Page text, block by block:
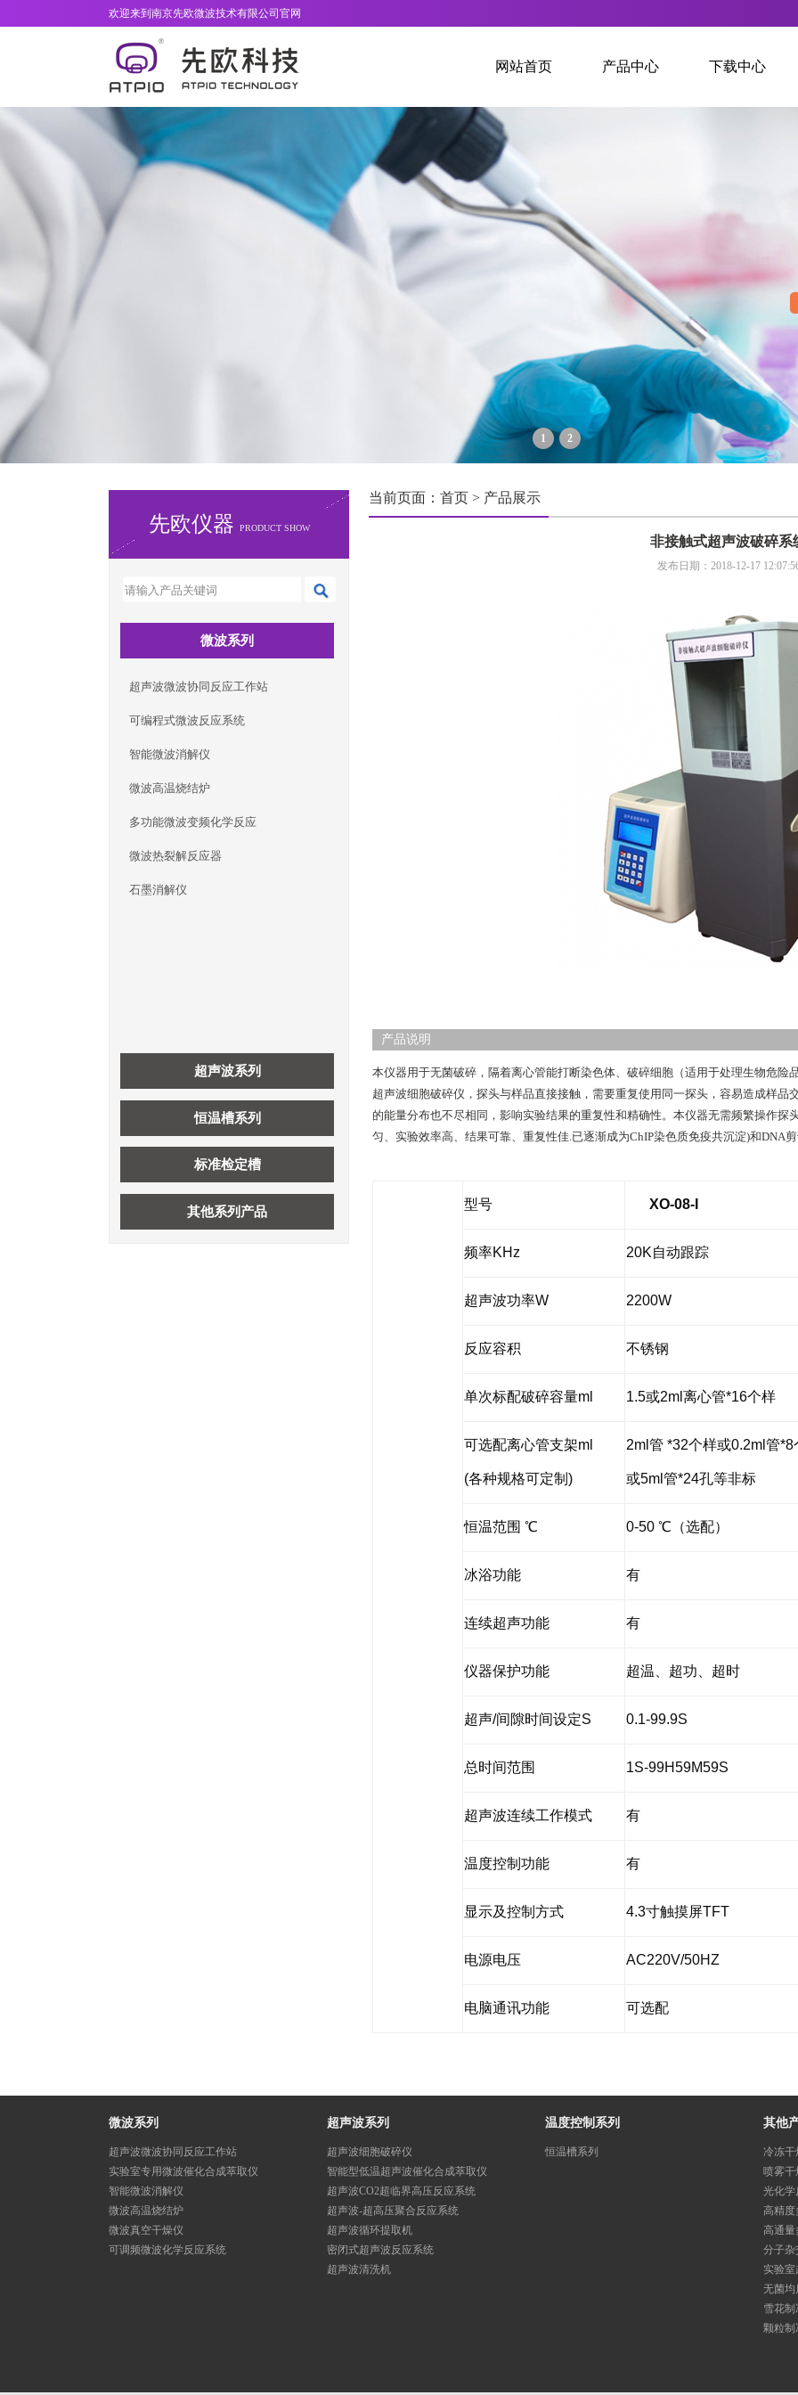
欢迎来到南京先欧微波技术有限公司官网
网站首页 产品中心 下载中心
1 2
先欧仪器 PRODUCT SHOW
微波系列
超声波微波协同反应工作站
可编程式微波反应系统
智能微波消解仪
微波高温烧结炉
多功能微波变频化学反应
微波热裂解反应器
石墨消解仪
超声波系列
恒温槽系列
标准检定槽
其他系列产品
当前页面：首页 > 产品展示
非接触式超声波破碎系
发布日期：2018-12-17
产品说明
本仪器用于无菌破碎，隔着离心管能打断染色体、破碎细胞（适用于处理生物危
超声波细胞破碎仪，探头与样品直接接触，需要重复使用同一探头，容易造成样
的能量分布也不尽相同，影响实验结果的重复性和精确性。本仪器无需频繁操作
匀、实验效率高、结果可靠、重复性佳.已逐渐成为ChIP染色质免疫共沉淀)和DNA
型号 XO-08-I
频率KHz 20K自动跟踪
超声波功率W 2200W
反应容积 不锈钢
单次标配破碎容量ml 1.5或2ml离心管*16个样
可选配离心管支架ml
(各种规格可定制)
2ml管 *32个样或0.2ml管*8
或5ml管*24孔等非标
恒温范围 ℃ 0-50 ℃（选配）
冰浴功能 有
连续超声功能 有
仪器保护功能 超温、超功、超时
超声/间隙时间设定S 0.1-99.9S
总时间范围 1S-99H59M59S
超声波连续工作模式 有
温度控制功能 有
显示及控制方式 4.3寸触摸屏TFT
电源电压 AC220V/50HZ
电脑通讯功能 可选配
微波系列
超声波微波协同反应工作站
实验室专用微波催化合成萃取仪
智能微波消解仪
微波高温烧结炉
微波真空干燥仪
可调频微波化学反应系统
超声波系列
超声波细胞破碎仪
智能型低温超声波催化合成萃取仪
超声波CO2超临界高压反应系统
超声波-超高压聚合反应系统
超声波循环提取机
密闭式超声波反应系统
超声波清洗机
温度控制系列
恒温槽系列
其他
冷冻干
喷雾干
光化学
高精度
高通量
分子杂
实验室
无菌均
雪花制
颗粒制